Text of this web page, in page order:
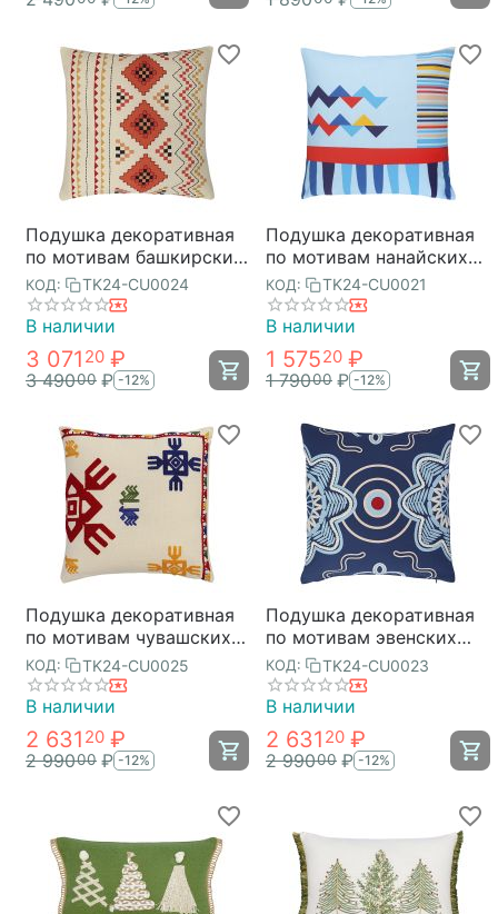
Подушка декоративная
по мотивам башкирских
орнаментов из
коллекции Cultural
Heritage, 45х45 см,
Tkano
КОД: TK24-CU0024
В наличии
3 071 20 ₽
3 49000 ₽ -12%
Подушка декоративная
по мотивам нанайских
орнаментов из
коллекции Cultural
Heritage, 45х45 см,
Tkano
КОД: TK24-CU0021
В наличии
1 57520 ₽
1 79000 ₽ -12%
Подушка декоративная
по мотивам чувашских
орнаментов из
коллекции Cultural
Heritage, 45х45 см,
Tkano
КОД: TK24-CU0025
В наличии
2 631 20 ₽
2 99000 ₽ -12%
Подушка декоративная
по мотивам эвенских
орнаментов из
коллекции Cultural
Heritage, 45х45 см,
Tkano
КОД: TK24-CU0023
В наличии
2 631 20 ₽
2 99000 ₽ -12%